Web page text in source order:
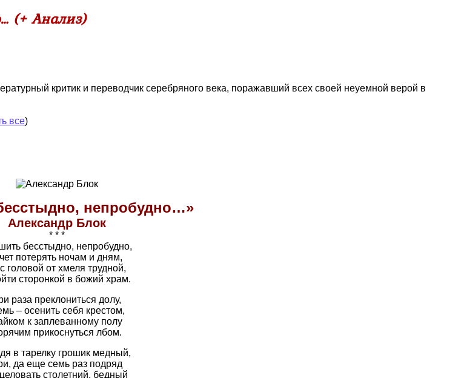
(+ Анализ)
критик и переводчик серебряного века, поражавший всех своей неуемной верой в
все)
непробудно…»
Александр Блок
* * *
бесстыдно, непробудно,
потерять ночам и дням,
головой от хмеля трудной,
сторонкой в божий храм.
раза преклониться долу,
– осенить себя крестом,
к заплеванному полу
прикоснуться лбом.
в тарелку грошик медный,
да еще семь раз подряд
столетний, бедный